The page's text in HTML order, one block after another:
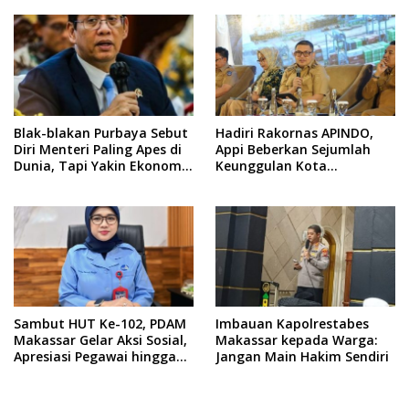
Blak-blakan Purbaya Sebut
Diri Menteri Paling Apes di
Dunia, Tapi Yakin Ekonomi
Hadiri Rakornas APINDO,
Appi Beberkan Sejumlah
Keunggulan Kota
Sambut HUT Ke-102, PDAM
Makassar Gelar Aksi Sosial,
Apresiasi Pegawai hingga
Imbauan Kapolrestabes
Makassar kepada Warga:
Jangan Main Hakim Sendiri